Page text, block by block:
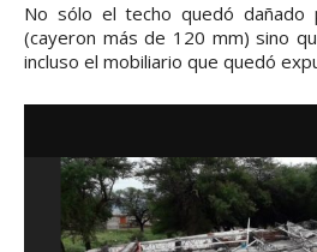
No sólo el techo quedó dañado
(cayeron más de 120 mm) sino
incluso el mobiliario que quedó